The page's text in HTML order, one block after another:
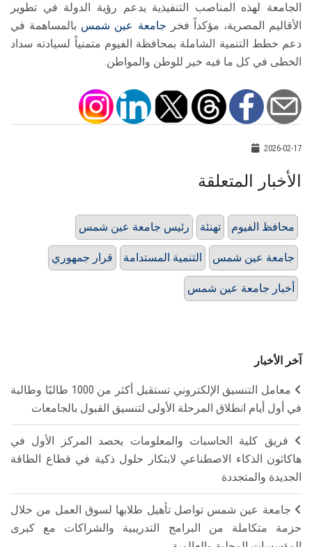
الجامعة لهذه المناصب التنفيذية يدعم رؤية الدولة في تطوير
الأقاليم المصرية، مؤكداً فخر جامعة عين شمس بالمساهمة في
دعم خطط التنمية الشاملة بمحافظة الفيوم متمنياً لسيادته سداد
الخطى في كل ما فيه خير للوطن والمواطن.
2026-02-17
الأخبار المتعلقة
‎رئيس جامعة عين شمس تهنئة محافظ الفيوم
قرار جمهوري التنمية المستدامة جامعة عين شمس
أخبار جامعة عين شمس
آخر الأخبار
معامل التنسيق الإلكتروني تستقبل أكثر من 1000 طالبًا وطالبة
في أول أيام انطلاق المرحلة الأولى لتنسيق القبول بالجامعات
فريق كلية الحاسبات والمعلومات يحصد المركز الأول في
هاكاثون الذكاء الاصطناعي لابتكار حلول ذكية في قطاع الطاقة
الجديدة والمتجددة
جامعة عين شمس تواصل تأهيل طلابها لسوق العمل من خلال
حزمة متكاملة من البرامج التدريبية والشراكات مع كبرى